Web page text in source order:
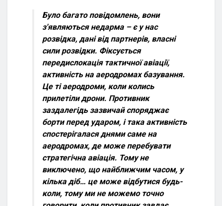
Було багато повідомлень, вони
з'являються недарма – є у нас
розвідка, дані від партнерів, власні
сили розвідки. Фіксується
передислокація тактичної авіації,
активність на аеродромах базування.
Це ті аеродроми, коли колись
прилетіли дрони. Противник
заздалегідь зазвичай споряджає
борти перед ударом, і така активність
спостерігалася днями саме на
аеродромах, де може перебувати
стратегічна авіація. Тому не
виключено, що найближчим часом, у
кілька діб… це може відбутися будь-
коли, тому ми не можемо точно